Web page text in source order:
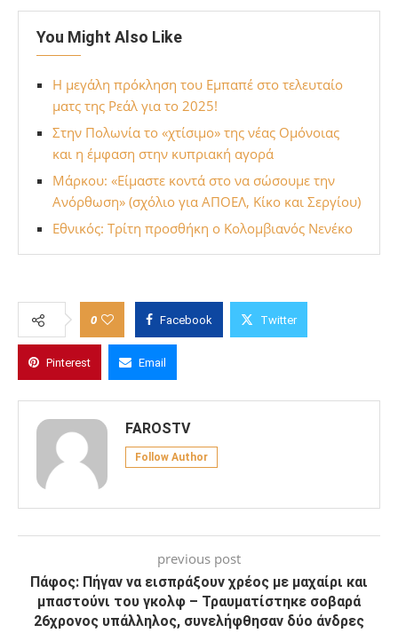
You Might Also Like
Η μεγάλη πρόκληση του Εμπαπέ στο τελευταίο
ματς της Ρεάλ για το 2025!
Στην Πολωνία το «χτίσιμο» της νέας Ομόνοιας
και η έμφαση στην κυπριακή αγορά
Μάρκου: «Είμαστε κοντά στο να σώσουμε την
Ανόρθωση» (σχόλιο για ΑΠΟΕΛ, Κίκο και Σεργίου)
Εθνικός: Τρίτη προσθήκη ο Κολομβιανός Νενέκο
0 Facebook Twitter
Pinterest Email
FAROSTV
Follow Author
previous post
Πάφος: Πήγαν να εισπράξουν χρέος με μαχαίρι και
μπαστούνι του γκολφ – Τραυματίστηκε σοβαρά
26χρονος υπάλληλος, συνελήφθησαν δύο άνδρες